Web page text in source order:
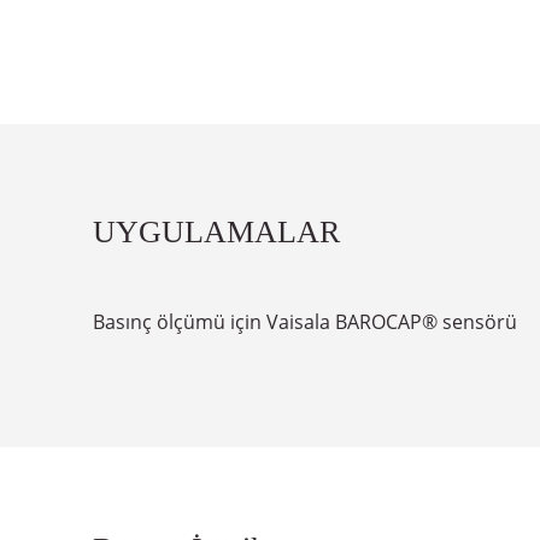
UYGULAMALAR
Basınç ölçümü için Vaisala BAROCAP® sensörü